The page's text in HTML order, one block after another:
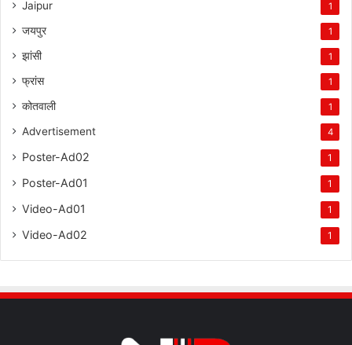
Jaipur 1
जयपुर 1
झांसी 1
फ्रांस 1
कोतवाली 1
Advertisement 4
Poster-Ad02 1
Poster-Ad01 1
Video-Ad01 1
Video-Ad02 1